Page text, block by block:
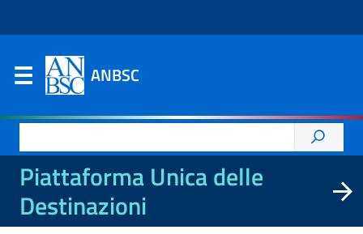
ANBSC
per:
Piattaforma Unica delle
Destinazioni